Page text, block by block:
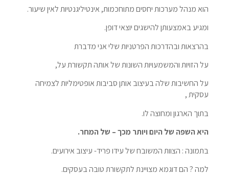
הוא מנהל מערכות יחסים מתוחכמות, אינטיליגנטיות לאין שיעור.
ומגיע באמצעותן להישגים יוצאי דופן.
בהרצאות ובהדרכות הפרטניות שלי אני מדברת
על הזויות והמשמעויות השונות של אותה תקשורת על,
על החשיבות שלה בעיצוב אותן סביבות אופטימליות לצמיחה
עסקית ,
בתוך הארגון ומחוצה לו.
היא השפה של היום ויותר מכך – של המחר.
בתמונה : הצוות המשובח של עידו פריד- עיצוב אירועים.
למה ? הם דוגמא מצויינת לתקשורת טובה בעסקים.